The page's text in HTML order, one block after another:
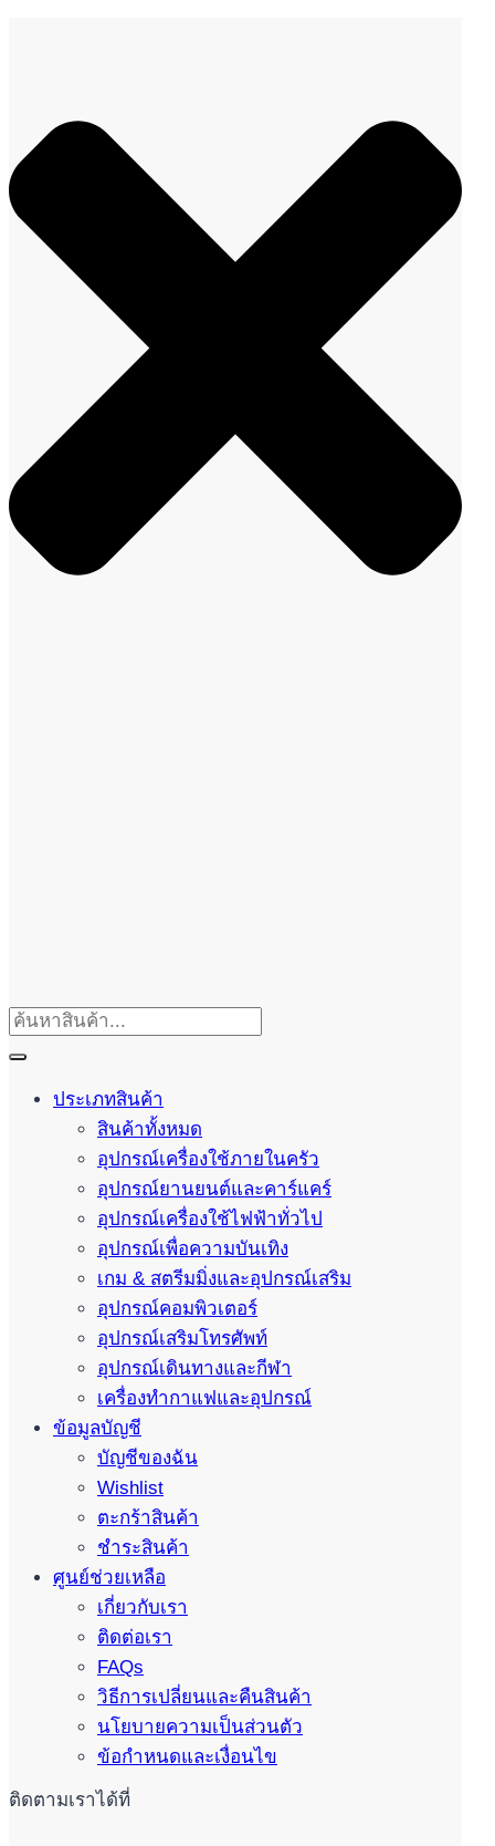
ประเภทสินค้า
สินค้าทั้งหมด
อุปกรณ์เครื่องใช้ภายในครัว
อุปกรณ์ยานยนต์และคาร์แคร์
อุปกรณ์เครื่องใช้ไฟฟ้าทั่วไป
อุปกรณ์เพื่อความบันเทิง
เกม & สตรีมมิ่งและอุปกรณ์เสริม
อุปกรณ์คอมพิวเตอร์
อุปกรณ์เสริมโทรศัพท์
อุปกรณ์เดินทางและกีฬา
เครื่องทำกาแฟและอุปกรณ์
ข้อมูลบัญชี
บัญชีของฉัน
Wishlist
ตะกร้าสินค้า
ชำระสินค้า
ศูนย์ช่วยเหลือ
เกี่ยวกับเรา
ติดต่อเรา
FAQs
วิธีการเปลี่ยนและคืนสินค้า
นโยบายความเป็นส่วนตัว
ข้อกำหนดและเงื่อนไข
ติดตามเราได้ที่